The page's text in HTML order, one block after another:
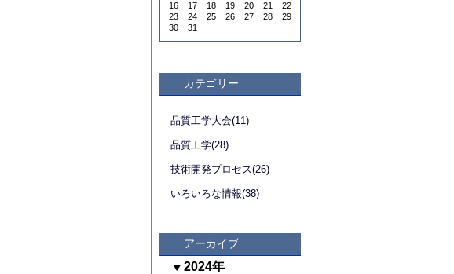
16
17 18 19 20 21
22
23
24 25 26 27 28
29
30
31
カテゴリー
品質工学大会(11)
品質工学(28)
技術開発プロセス(26)
いろいろな情報(38)
アーカイブ
2024年